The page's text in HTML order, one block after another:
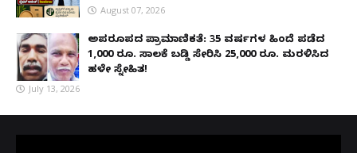
August 07, 2026
ಅಪರೂಪದ ಪ್ರಾಮಾಣಿಕತೆ: 35 ವರ್ಷಗಳ ಹಿಂದೆ ಪಡೆದ
1,000 ರೂ. ಸಾಲಕ್ಕೆ ಬಡ್ಡಿ ಸೇರಿಸಿ 25,000 ರೂ. ಮರಳಿಸಿದ
ಹಳೇ ಸ್ನೇಹಿತ!
July 13, 2026